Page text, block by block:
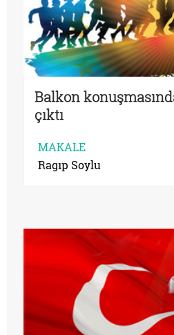
Balkon
çıktı
MAKALE
Ragıp Soylu